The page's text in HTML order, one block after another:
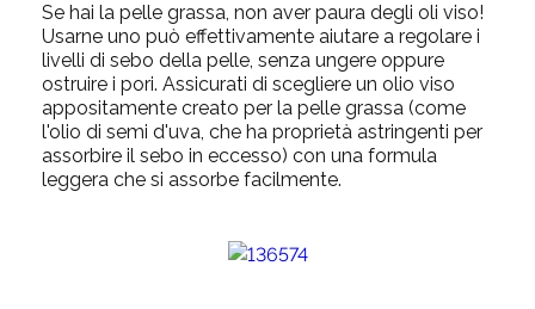
Se hai la pelle grassa, non aver paura degli oli viso!
Usarne uno può effettivamente aiutare a regolare i
livelli di sebo della pelle, senza ungere oppure
ostruire i pori. Assicurati di scegliere un olio viso
appositamente creato per la pelle grassa (come
l'olio di semi d'uva, che ha proprietà astringenti per
assorbire il sebo in eccesso) con una formula
leggera che si assorbe facilmente.